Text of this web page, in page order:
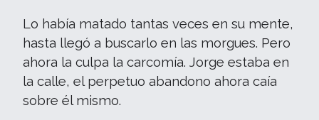
Lo había matado tantas veces en su mente,
hasta llegó a buscarlo en las morgues. Pero
ahora la culpa la carcomía. Jorge estaba en
la calle, el perpetuo abandono ahora caía
sobre él mismo.